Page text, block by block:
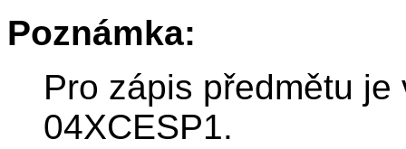
Poznámka:
Pro zápis předmětu
04XCESP1.